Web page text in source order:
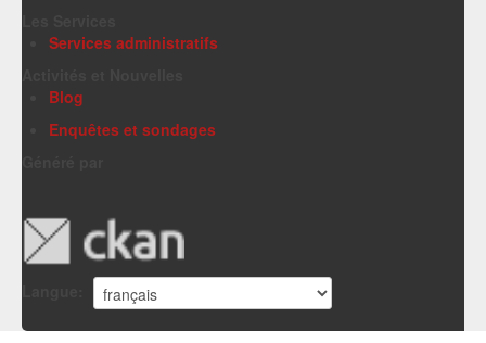
Services administratifs
Blog
Enquêtes et sondages